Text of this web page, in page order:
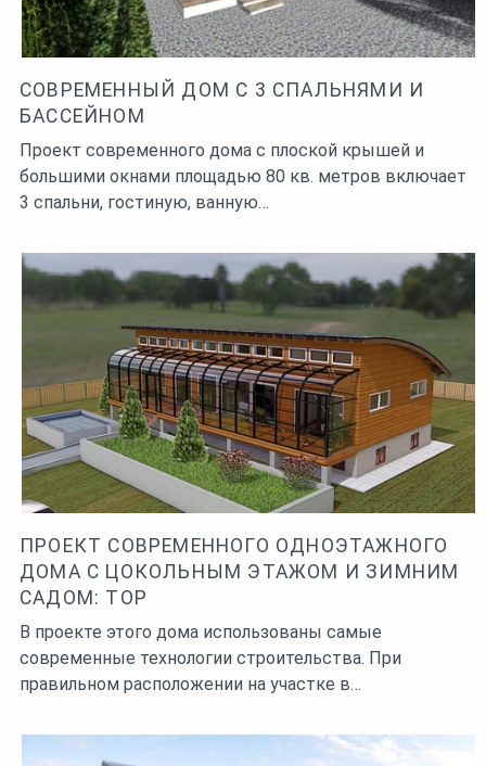
СОВРЕМЕННЫЙ ДОМ С 3 СПАЛЬНЯМИ И
БАССЕЙНОМ
Проект современного дома с плоской крышей и
большими окнами площадью 80 кв. метров включает
3 спальни, гостиную, ванную…
ПРОЕКТ СОВРЕМЕННОГО ОДНОЭТАЖНОГО
ДОМА С ЦОКОЛЬНЫМ ЭТАЖОМ И ЗИМНИМ
САДОМ: ТОР
В проекте этого дома использованы самые
современные технологии строительства. При
правильном расположении на участке в…